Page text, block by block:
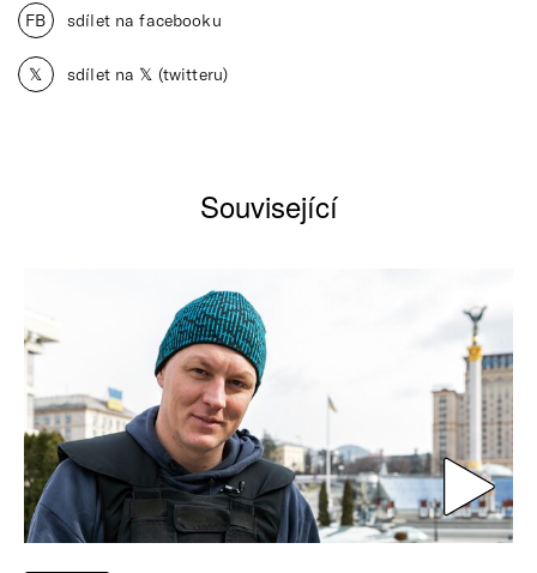
FB sdílet na facebooku
𝕏 sdílet na 𝕏 (twitteru)
Související